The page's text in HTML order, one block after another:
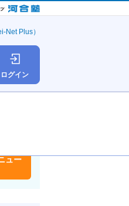
ログイン
Net Plus）
ュー